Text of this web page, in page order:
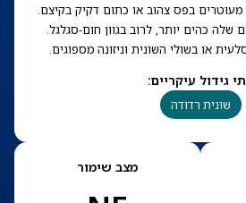
מעוטרים בפס צהוב או כתום דקיק בקיצם.
שלה כהים יותר, לרוב בגוון חום-סגלגל.
או בשולי השונית וניזונה מספוגים.
גידול עיקריים:
שונית רדודה
מצב שימור